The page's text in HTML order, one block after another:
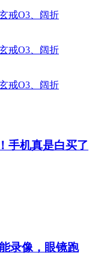
手机真是白买了
录像，眼镜跑